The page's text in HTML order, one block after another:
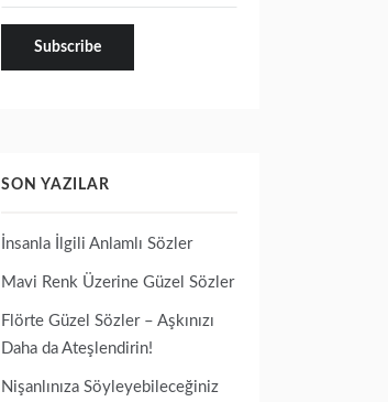
SON YAZILAR
İnsanla İlgili Anlamlı Sözler
Mavi Renk Üzerine Güzel Sözler
Flörte Güzel Sözler – Aşkınızı
Daha da Ateşlendirin!
Nişanlınıza Söyleyebileceğiniz